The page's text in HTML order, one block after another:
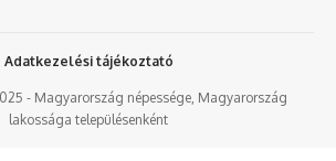
- Magyarország népessége, Magyarország
lakossága településenként
Adatkezelési tájékoztató